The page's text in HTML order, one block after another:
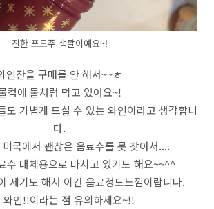
진한 포도주 색깔이예요~!
인잔을 구매를 안 해서~~ㅎ
컵에 물처럼 먹고 있어요~!
도 가볍게 드실 수 있는 와인이라고 생각합니
다.
국에서 괜찮은 음료수를 못 찾아서....
수 대체용으로 마시고 있기도 해요~~^^
세기도 해서 이건 음료정도느낌이랍니다.
인!!이라는 점 유의하세요~!!